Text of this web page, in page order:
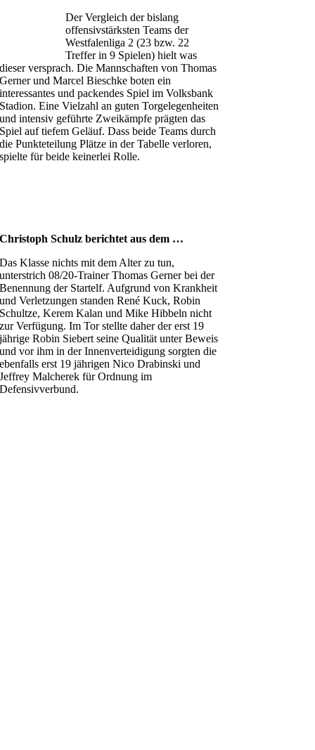
Der Vergleich der bislang
offensivstärksten Teams der
Westfalenliga 2 (23 bzw. 22
Treffer in 9 Spielen) hielt was
dieser versprach. Die Mannschaften von Thomas
Gerner und Marcel Bieschke boten ein
interessantes und packendes Spiel im Volksbank
Stadion. Eine Vielzahl an guten Torgelegenheiten
und intensiv geführte Zweikämpfe prägten das
Spiel auf tiefem Geläuf. Dass beide Teams durch
die Punkteteilung Plätze in der Tabelle verloren,
spielte für beide keinerlei Rolle.
Christoph Schulz berichtet aus dem …
Das Klasse nichts mit dem Alter zu tun,
unterstrich 08/20-Trainer Thomas Gerner bei der
Benennung der Startelf. Aufgrund von Krankheit
und Verletzungen standen René Kuck, Robin
Schultze, Kerem Kalan und Mike Hibbeln nicht
zur Verfügung. Im Tor stellte daher der erst 19
jährige Robin Siebert seine Qualität unter Beweis
und vor ihm in der Innenverteidigung sorgten die
ebenfalls erst 19 jährigen Nico Drabinski und
Jeffrey Malcherek für Ordnung im
Defensivverbund.